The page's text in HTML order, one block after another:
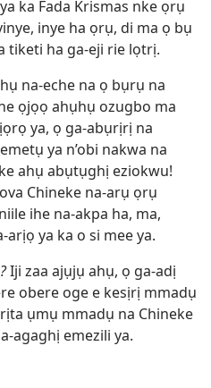
ka Fada Krismas nke ọrụ
inye ha ọrụ, di ma ọ bụ
tiketi ha ga-eji rie lọtrị.
na-eche na ọ bụrụ na
ọjọọ ahụhụ ozugbo ma
ya, ọ ga-abụrịrị na
ya n’obi nakwa na
ahụ abụtụghị eziokwu!
Chineke na-arụ ọrụ
ihe na-akpa ha, ma,
ya ka o si mee ya.
Iji zaa ajụjụ ahụ, ọ ga-adị
obere oge e kesịrị mmadụ
ụmụ mmadụ na Chineke
agaghị emezili ya.